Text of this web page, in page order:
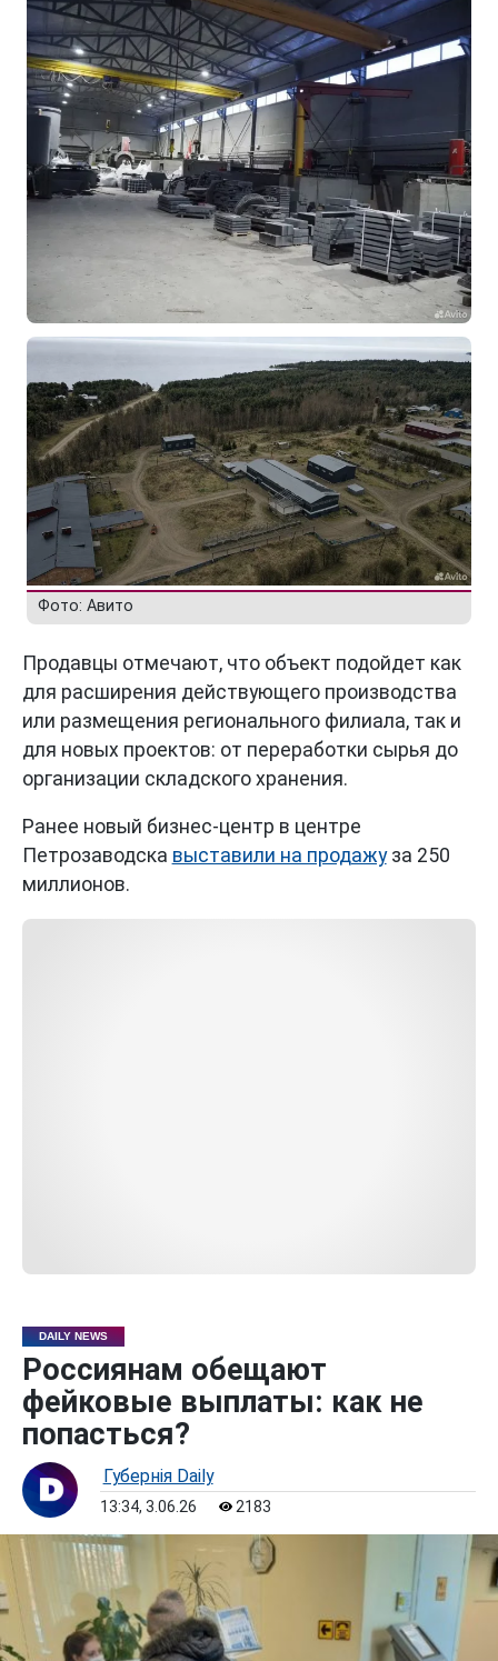
Фото: Авито
Продавцы отмечают, что объект подойдет как
для расширения действующего производства
или размещения регионального филиала, так и
для новых проектов: от переработки сырья до
организации складского хранения.
Ранее новый бизнес-центр в центре
Петрозаводска выставили на продажуза 250
миллионов.
DAILY NEWS
Россиянам обещают
фейковые выплаты: как не
попасться?
Губернiя Daily
13:34, 3.06.26 2183